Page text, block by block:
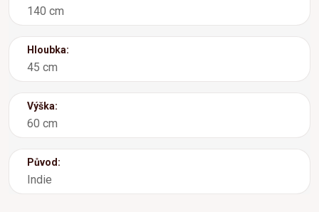
140 cm
Hloubka:
45 cm
Výška:
60 cm
Původ:
Indie